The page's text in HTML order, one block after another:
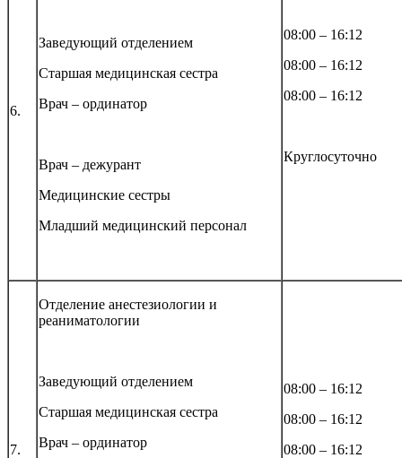
6.
Заведующий отделением
Старшая медицинская сестра
Врач – ординатор
Врач – дежурант
Медицинские сестры
Младший медицинский персонал
08:00 – 16:12
08:00 – 16:12
08:00 – 16:12
Круглосуточно
7.
Отделение анестезиологии и
реаниматологии
Заведующий отделением
Старшая медицинская сестра
Врач – ординатор
08:00 – 16:12
08:00 – 16:12
08:00 – 16:12